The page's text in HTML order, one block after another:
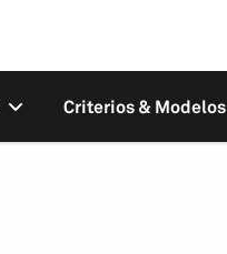
Criterios & Modelos